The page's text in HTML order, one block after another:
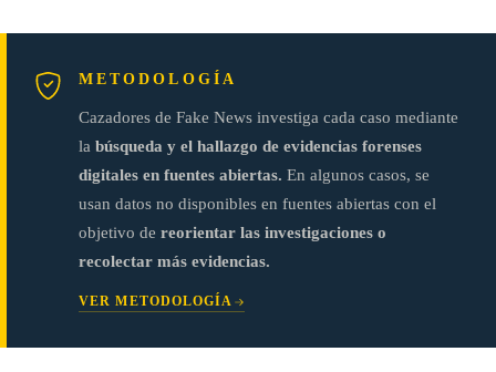
METODOLOGÍA
Cazadores de Fake News investiga cada caso mediante
la búsqueda y el hallazgo de evidencias forenses
digitales en fuentes abiertas. En algunos casos, se
usan datos no disponibles en fuentes abiertas con el
objetivo de reorientar las investigaciones o
recolectar más evidencias.
VER METODOLOGÍA